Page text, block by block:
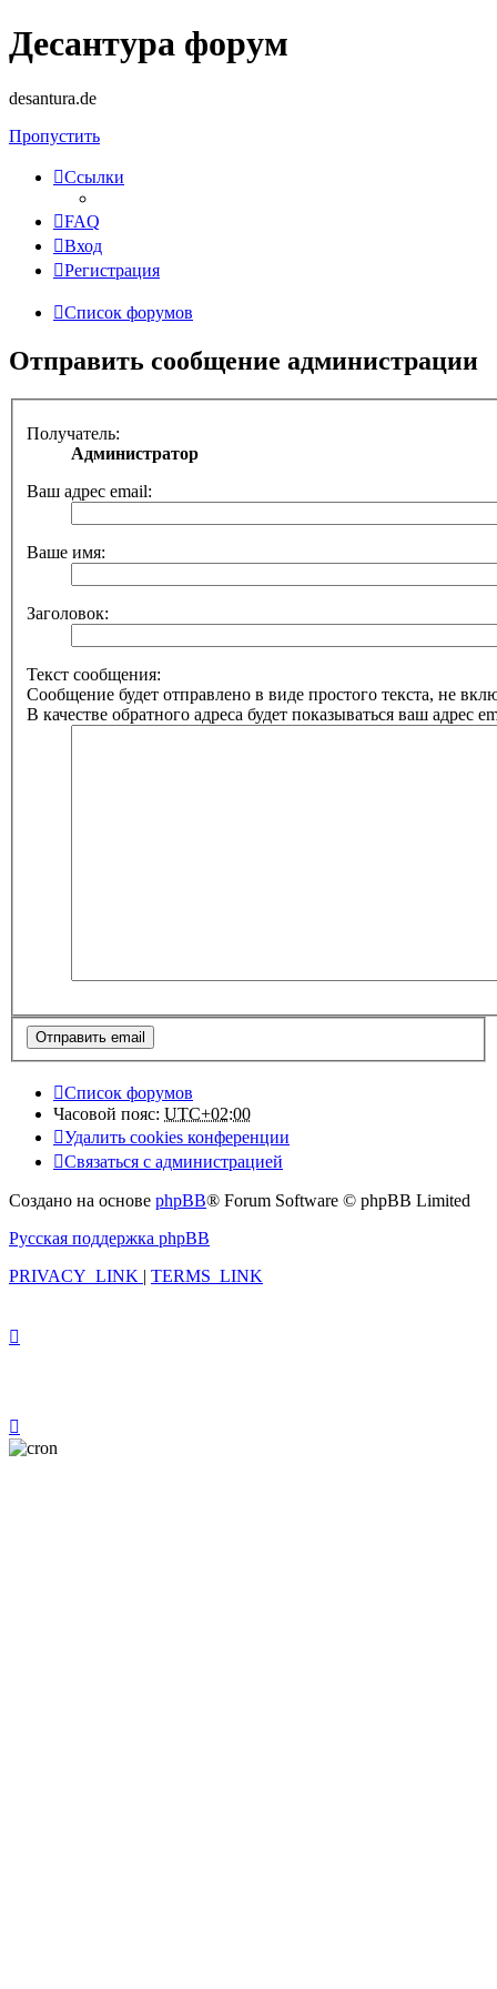
Десантура форум
desantura.de
Пропустить
Ссылки
FAQ
Вход
Регистрация
Список форумов
Отправить сообщение администрации
Получатель:
Администратор
Ваш адрес email:
Ваше имя:
Заголовок:
Текст сообщения:
Сообщение будет отправлено в виде простого текста, не
В качестве обратного адреса будет показываться ваш адрес
Список форумов
Часовой пояс: UTC+02:00
Удалить cookies конференции
Связаться с администрацией
Создано на основе phpBB® Forum Software © phpBB Limited
Русская поддержка phpBB
PRIVACY_LINK | TERMS_LINK